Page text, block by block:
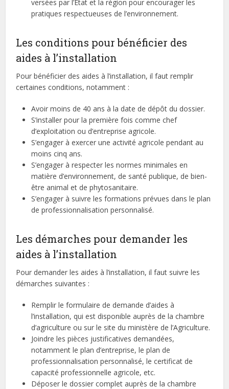
versées par l’État et la région pour encourager les
pratiques respectueuses de l’environnement.
Les conditions pour bénéficier des
aides à l’installation
Pour bénéficier des aides à l’installation, il faut remplir
certaines conditions, notamment :
Avoir moins de 40 ans à la date de dépôt du dossier.
S’installer pour la première fois comme chef
d’exploitation ou d’entreprise agricole.
S’engager à exercer une activité agricole pendant au
moins cinq ans.
S’engager à respecter les normes minimales en
matière d’environnement, de santé publique, de bien-
être animal et de phytosanitaire.
S’engager à suivre les formations prévues dans le plan
de professionnalisation personnalisé.
Les démarches pour demander les
aides à l’installation
Pour demander les aides à l’installation, il faut suivre les
démarches suivantes :
Remplir le formulaire de demande d’aides à
l’installation, qui est disponible auprès de la chambre
d’agriculture ou sur le site du ministère de l’Agriculture.
Joindre les pièces justificatives demandées,
notamment le plan d’entreprise, le plan de
professionnalisation personnalisé, le certificat de
capacité professionnelle agricole, etc.
Déposer le dossier complet auprès de la chambre